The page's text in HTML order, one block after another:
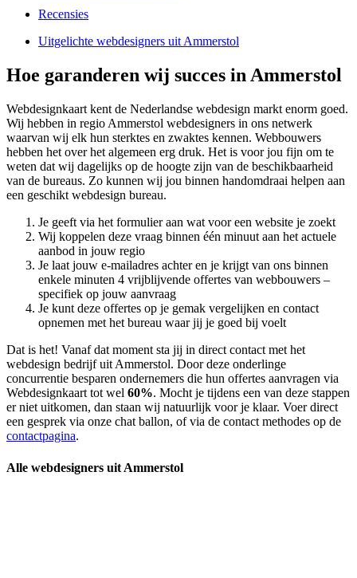
Recensies
Uitgelichte webdesigners uit Ammerstol
Hoe garanderen wij succes in Ammerstol
Webdesignkaart kent de Nederlandse webdesign markt enorm goed.
Wij hebben in regio Ammerstol webdesigners in ons netwerk
waarvan wij elk hun sterktes en zwaktes kennen. Webbouwers
hebben het over het algemeen erg druk. Het is voor jou fijn om te
weten dat wij dagelijks op de hoogte zijn van de beschikbaarheid
van de bureaus. Zo kunnen wij jou binnen handomdraai helpen aan
een geschikt webdesign bureau.
Je geeft via het formulier aan wat voor een website je zoekt
Wij koppelen deze vraag binnen één minuut aan het actuele
aanbod in jouw regio
Je laat jouw e-mailadres achter en je krijgt van ons binnen
enkele minuten 4 vrijblijvende offertes van webbouwers –
specifiek op jouw aanvraag
Je kunt deze offertes op je gemak vergelijken en contact
opnemen met het bureau waar jij je goed bij voelt
Dat is het! Vanaf dat moment sta jij in direct contact met het
webdesign bedrijf uit Ammerstol. Door deze onderlinge
concurrentie besparen ondernemers die hun offertes aanvragen via
Webdesignkaart tot wel 60%. Mocht je tijdens een van deze stappen
er niet uitkomen, dan staan wij natuurlijk voor je klaar. Voer direct
een gesprek via onze chat ballon, of via de contact methodes op de
contactpagina.
Alle webdesigners uit Ammerstol